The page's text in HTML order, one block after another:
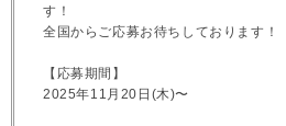
す！
全国からご応募お待ちしております！
【応募期間】
2025年11月20日(木)〜